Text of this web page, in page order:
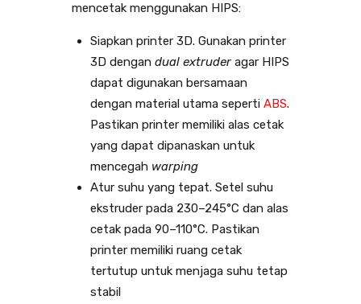
mencetak menggunakan HIPS:
Siapkan printer 3D. Gunakan printer
3D dengan dual extruderagar HIPS
dapat digunakan bersamaan
dengan material utama seperti ABS.
Pastikan printer memiliki alas cetak
yang dapat dipanaskan untuk
mencegah warping
Atur suhu yang tepat. Setel suhu
ekstruder pada 230–245°C dan alas
cetak pada 90–110°C. Pastikan
printer memiliki ruang cetak
tertutup untuk menjaga suhu tetap
stabil